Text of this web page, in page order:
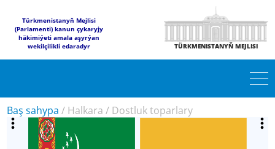
Türkmenistanyň Mejlisi
(Parlamenti) kanun çykaryjy
häkimiýeti amala aşyrýan
wekilçilikli edaradyr
TÜRKMENISTANYŇ MEJLISI
Baş sahypa / Halkara / Dostluk toparlary